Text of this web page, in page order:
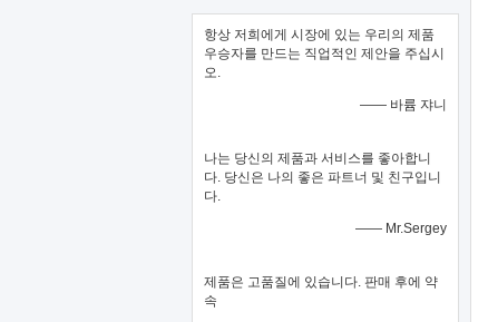
항상 저희에게 시장에 있는 우리의 제품
우승자를 만드는 직업적인 제안을 주십시
오.
—— 바륨 쟈니
나는 당신의 제품과 서비스를 좋아합니
다. 당신은 나의 좋은 파트너 및 친구입니
다.
—— Mr.Sergey
제품은 고품질에 있습니다. 판매 후에 약
속